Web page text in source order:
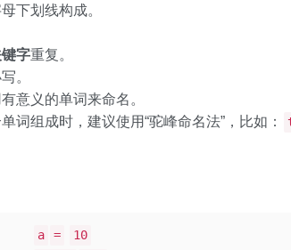
下划线构成。
字重复。
。
意义的单词来命名。
词组成时，建议使用“驼峰命名法”，比如：
a =
10